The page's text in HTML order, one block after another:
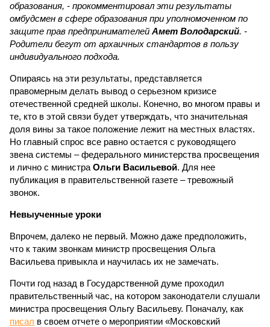
образования, - прокомментировал эти результаты
омбудсмен в сфере образования при уполномоченном по
защите прав предпринимателей Амет Володарский. -
Родители бегут от архаичных стандартов в пользу
индивидуального подхода.
Опираясь на эти результаты, представляется
правомерным делать вывод о серьезном кризисе
отечественной средней школы. Конечно, во многом правы и
те, кто в этой связи будет утверждать, что значительная
доля вины за такое положение лежит на местных властях.
Но главный спрос все равно остается с руководящего
звена системы – федерального министерства просвещения
и лично с министра Ольги Васильевой. Для нее
публикация в правительственной газете – тревожный
звонок.
Невыученные уроки
Впрочем, далеко не первый. Можно даже предположить,
что к таким звонкам министр просвещения Ольга
Васильева привыкла и научилась их не замечать.
Почти год назад в Государственной думе проходил
правительственный час, на котором законодатели слушали
министра просвещения Ольгу Васильеву. Поначалу, как
писал в своем отчете о мероприятии «Московский